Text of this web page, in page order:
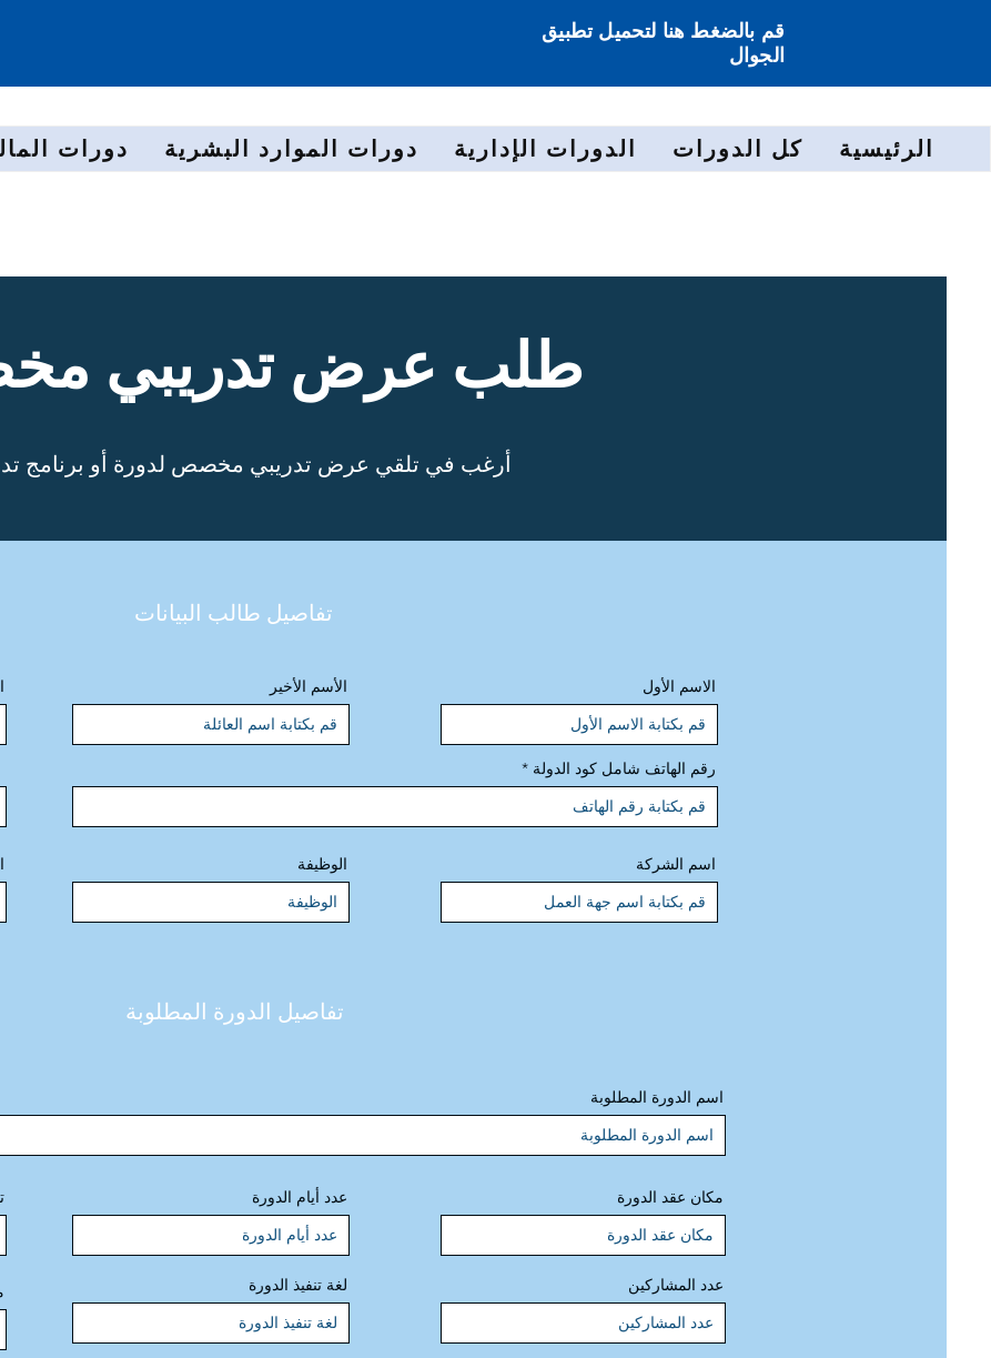
قم بالضغط هنا لتحميل تطبيق
الجوال
الرئيسية كل الدورات الدورات الإدارية دورات الموارد البشرية دورات
طلب عرض تدريبي
أرغب في تلقي عرض تدريبي مخصص لدورة أو برنامج
تفاصيل طالب البيانات
الأسم الأخير الاسم الأول
رقم الهاتف شامل كود الدولة
الوظيفة اسم الشركة
تفاصيل الدورة المطلوبة
اسم الدورة المطلوبة
عدد أيام الدورة
لغة تنفيذ الدورة
مكان عقد الدورة
عدد المشاركين